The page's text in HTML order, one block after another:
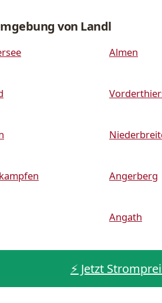
von Landl
Almen
Angerberg
Angath
⚡️ Jetzt